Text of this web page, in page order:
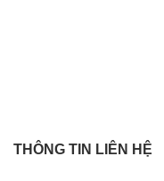
THÔNG TIN LIÊN HỆ